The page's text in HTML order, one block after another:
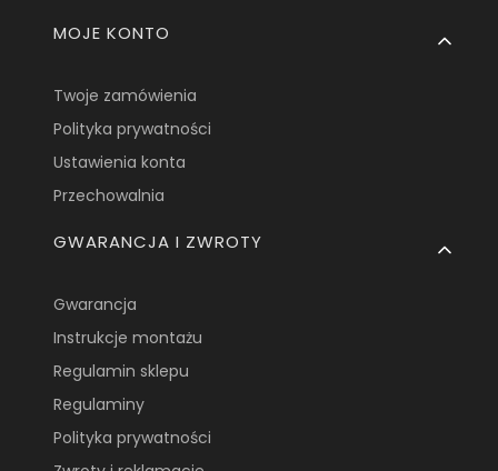
MOJE KONTO
Twoje zamówienia
Polityka prywatności
Ustawienia konta
Przechowalnia
GWARANCJA I ZWROTY
Gwarancja
Instrukcje montażu
Regulamin sklepu
Regulaminy
Polityka prywatności